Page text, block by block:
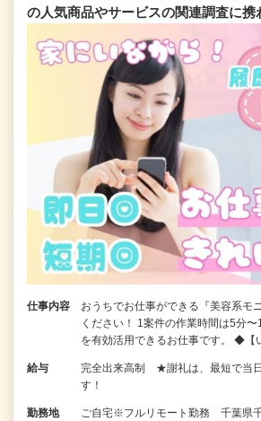
の人気商品やサービスの関連調査に携
仕事内容
おうちでお仕事ができる『美容系モ
ください！ 1案件の作業時間は5分
を有効活用できるお仕事です。 ◆【
給与
完全出来高制 ★謝礼は、最短で当
す！
勤務地
ご自宅※フルリモート勤務 千葉県